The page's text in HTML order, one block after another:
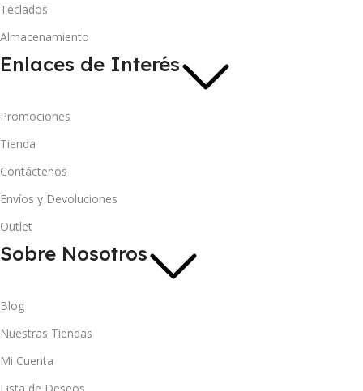
Teclados
Almacenamiento
Enlaces de Interés
Promociones
Tienda
Contáctenos
Envíos y Devoluciones
Outlet
Sobre Nosotros
Blog
Nuestras Tiendas
Mi Cuenta